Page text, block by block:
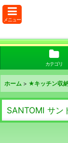
メニュー
カテゴリ
ホーム > ★キッチン収
SANTOMI サ